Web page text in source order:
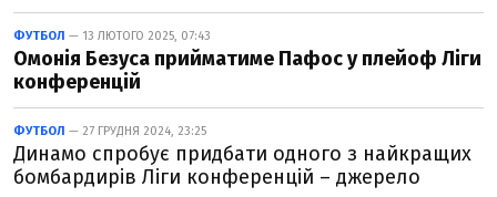
ФУТБОЛ — 13 ЛЮТОГО 2025, 07:43
Омонія Безуса прийматиме Пафос у плейоф Ліги
конференцій
ФУТБОЛ — 27 ГРУДНЯ 2024, 23:25
Динамо спробує придбати одного з найкращих
бомбардирів Ліги конференцій – джерело